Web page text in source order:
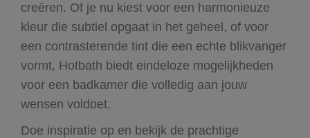
creëren. Of je nu kiest voor een harmonieuze
kleur die subtiel opgaat in het geheel, of voor
een contrasterende tint die een echte blikvanger
vormt, Hotbath biedt eindeloze mogelijkheden
voor een badkamer die volledig aan jouw
wensen voldoet.
Doe inspiratie op en bekijk de prachtige